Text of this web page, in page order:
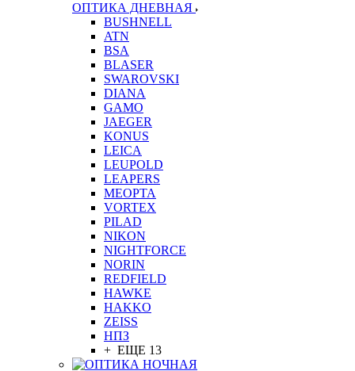
ОПТИКА ДНЕВНАЯ
BUSHNELL
ATN
BSA
BLASER
SWAROVSKI
DIANA
GAMO
JAEGER
KONUS
LEICA
LEUPOLD
LEAPERS
MEOPTA
VORTEX
PILAD
NIKON
NIGHTFORCE
NORIN
REDFIELD
HAWKE
HAKKO
ZEISS
НПЗ
+ ЕЩЕ 13